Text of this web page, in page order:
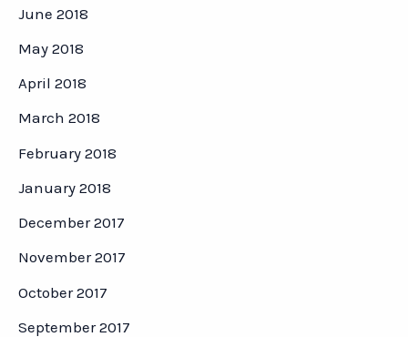
June 2018
May 2018
April 2018
March 2018
February 2018
January 2018
December 2017
November 2017
October 2017
September 2017